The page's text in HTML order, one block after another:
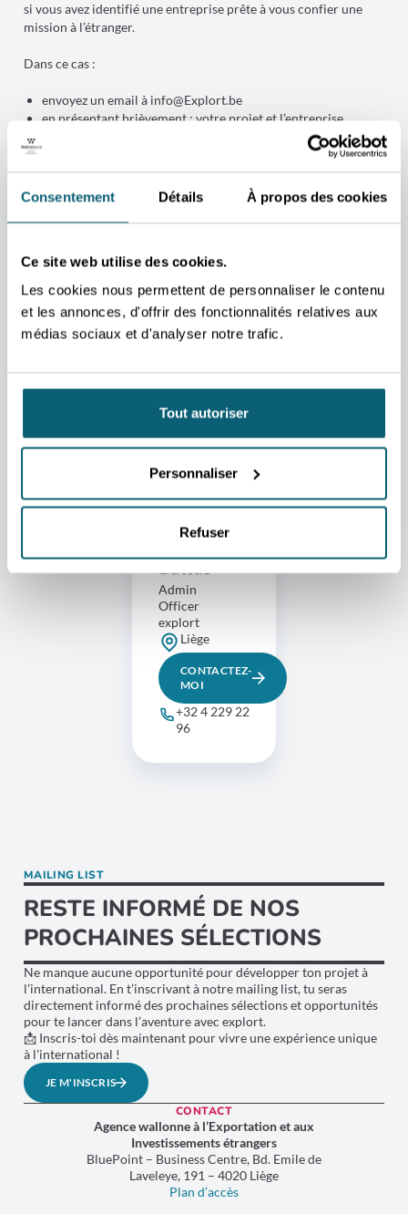
Consentement Détails À propos des cookies
Ce site web utilise des cookies.
Les cookies nous permettent de personnaliser le contenu
et les annonces, d'offrir des fonctionnalités relatives aux
médias sociaux et d'analyser notre trafic.
Tout autoriser
Personnaliser
Refuser
si vous avez identifié une entreprise prête à vous confier une
mission à l’étranger.
Dans ce cas :
envoyez un email à info@Explort.be
en présentant brièvement : votre projet et l’entreprise
Vous recevrez ensuite un lien de candidature personnalisé.
Avant de commencer ta
candidature
Il n’y a pas de sélection pour le moment. N’hésite pas à
être tenu·e informé·e des prochaines sélections
Sherilyn
Baltus
Admin
Officer
explort
Liège
CONTACTEZ-
MOI
+32 4 229 22
96
MAILING LIST
RESTE INFORMÉ DE NOS
PROCHAINES SÉLECTIONS
Ne manque aucune opportunité pour développer ton projet à
l’international. En t’inscrivant à notre mailing list, tu seras
directement informé des prochaines sélections et opportunités
pour te lancer dans l’aventure avec explort.
📩 Inscris-toi dès maintenant pour vivre une expérience unique
à l'international !
JE M'INSCRIS
CONTACT
Agence wallonne à l’Exportation et aux
Investissements étrangers
BluePoint – Business Centre, Bd. Emile de
Laveleye, 191 – 4020 Liège
Plan d’accès